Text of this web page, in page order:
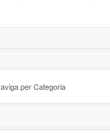
per Categoria